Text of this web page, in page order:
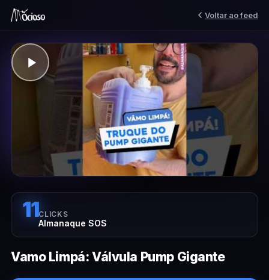
Voltar ao feed
11CLICKS
Almanaque SOS
Vamo Limpá: Válvula Pump Gigante